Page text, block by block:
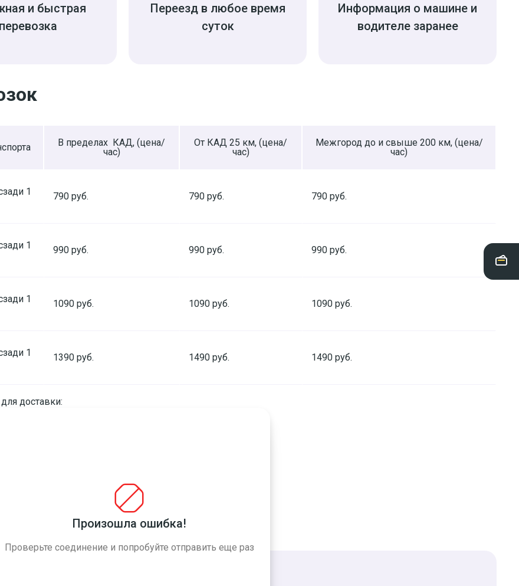
и быстрая
перевозка
Переезд в любое время
суток
Информация о машине и
водителе заранее
В пределах КАД, (цена/
час)
От КАД 25 км, (цена/
час)
Межгород до и cвыше 200 км, (цена/
час)
1
790 руб. 790 руб. 790 руб.
1
990 руб. 990 руб. 990 руб.
1
1090 руб. 1090 руб. 1090 руб.
1
1390 руб. 1490 руб. 1490 руб.
доставки:
и строительного назначения;
бортовые перевозки грузов.
Произошла ошибка!
Проверьте соединение и попробуйте отправить еще раз